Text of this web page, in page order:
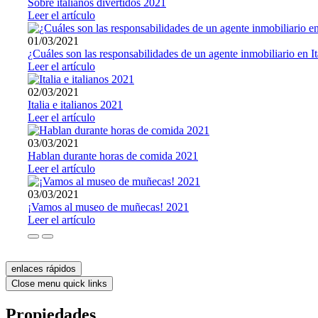
Sobre italianos divertidos 2021
Leer el artículo
01/03/2021
¿Cuáles son las responsabilidades de un agente inmobiliario en
Leer el artículo
02/03/2021
Italia e italianos 2021
Leer el artículo
03/03/2021
Hablan durante horas de comida 2021
Leer el artículo
03/03/2021
¡Vamos al museo de muñecas! 2021
Leer el artículo
enlaces rápidos
Close menu quick links